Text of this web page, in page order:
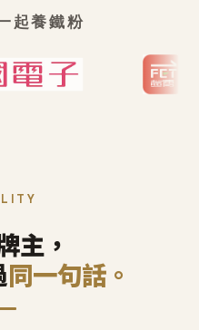
起養鐵粉
主，
同一句話。